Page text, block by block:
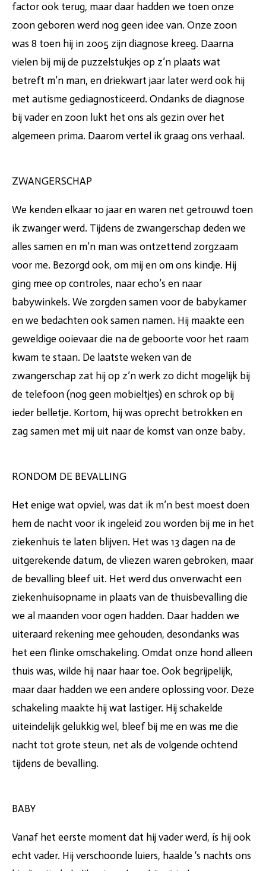
factor ook terug, maar daar hadden we toen onze
zoon geboren werd nog geen idee van. Onze zoon
was 8 toen hij in 2005 zijn diagnose kreeg. Daarna
vielen bij mij de puzzelstukjes op z’n plaats wat
betreft m’n man, en driekwart jaar later werd ook hij
met autisme gediagnosticeerd. Ondanks de diagnose
bij vader en zoon lukt het ons als gezin over het
algemeen prima. Daarom vertel ik graag ons verhaal.
ZWANGERSCHAP
We kenden elkaar 10 jaar en waren net getrouwd toen
ik zwanger werd. Tijdens de zwangerschap deden we
alles samen en m’n man was ontzettend zorgzaam
voor me. Bezorgd ook, om mij en om ons kindje. Hij
ging mee op controles, naar echo’s en naar
babywinkels. We zorgden samen voor de babykamer
en we bedachten ook samen namen. Hij maakte een
geweldige ooievaar die na de geboorte voor het raam
kwam te staan. De laatste weken van de
zwangerschap zat hij op z’n werk zo dicht mogelijk bij
de telefoon (nog geen mobieltjes) en schrok op bij
ieder belletje. Kortom, hij was oprecht betrokken en
zag samen met mij uit naar de komst van onze baby.
RONDOM DE BEVALLING
Het enige wat opviel, was dat ik m’n best moest doen
hem de nacht voor ik ingeleid zou worden bij me in het
ziekenhuis te laten blijven. Het was 13 dagen na de
uitgerekende datum, de vliezen waren gebroken, maar
de bevalling bleef uit. Het werd dus onverwacht een
ziekenhuisopname in plaats van de thuisbevalling die
we al maanden voor ogen hadden. Daar hadden we
uiteraard rekening mee gehouden, desondanks was
het een flinke omschakeling. Omdat onze hond alleen
thuis was, wilde hij naar haar toe. Ook begrijpelijk,
maar daar hadden we een andere oplossing voor. Deze
schakeling maakte hij wat lastiger. Hij schakelde
uiteindelijk gelukkig wel, bleef bij me en was me die
nacht tot grote steun, net als de volgende ochtend
tijdens de bevalling.
BABY
Vanaf het eerste moment dat hij vader werd, ís hij ook
echt vader. Hij verschoonde luiers, haalde ‘s nachts ons